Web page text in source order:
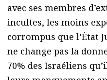
avec ses membres
incultes, les moins
corrompus que l’État
ne change pas la
70% des Israéliens